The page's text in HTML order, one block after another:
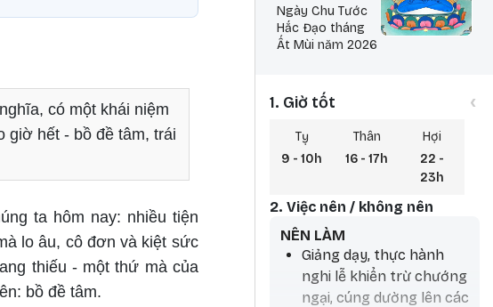
có một khái niệm
giờ hết - bồ đề tâm, trái
ta hôm nay: nhiều tiện
lo âu, cô đơn và kiệt sức
thiếu - một thứ mà của
bồ đề tâm.
Ngày Chu Tước
Hắc Đạo tháng
Ất Mùi năm 2026
1. Giờ tốt ‹
Tỵ
9 - 10h
Thân
16 - 17h
Hợi
22 -
23h
2. Việc nên / không nên
NÊN LÀM
Giảng dạy, thực hành
nghi lễ khiển trừ chướng
ngại, cúng dường lên các